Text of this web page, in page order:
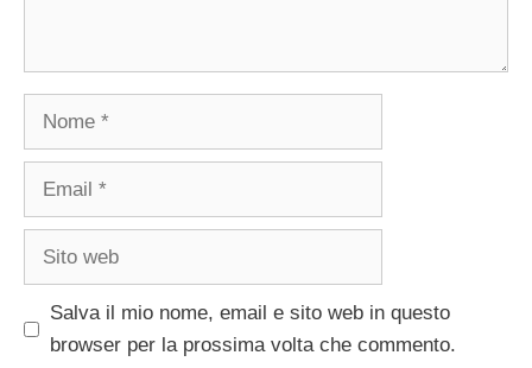
Nome
Email
Sito
Salva il mio nome, email e sito web in questo
browser per la prossima volta che commento.